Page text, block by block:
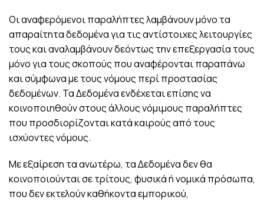
Οι αναφερόμενοι παραλήπτες λαμβάνουν μόνο τα
απαραίτητα δεδομένα για τις αντίστοιχες λειτουργίες
τους και αναλαμβάνουν δεόντως την επεξεργασία τους
μόνο για τους σκοπούς που αναφέρονται παραπάνω
και σύμφωνα με τους νόμους περί προστασίας
δεδομένων. Τα Δεδομένα ενδέχεται επίσης να
κοινοποιηθούν στους άλλους νόμιμους παραλήπτες
που προσδιορίζονται κατά καιρούς από τους
ισχύοντες νόμους.
Με εξαίρεση τα ανωτέρω, τα Δεδομένα δεν θα
κοινοποιούνται σε τρίτους, φυσικά ή νομικά πρόσωπα,
που δεν εκτελούν καθήκοντα εμπορικού,